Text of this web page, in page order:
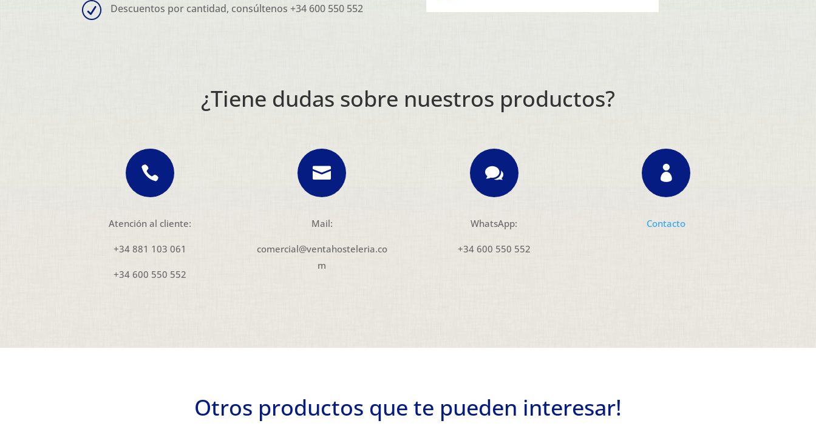
R Descuentos por cantidad, consúltenos +34 600 550 552
¿Tiene dudas sobre nuestros productos?

Atención al cliente:
+34 881 103 061
+34 600 550 552

Mail:
comercial@ventahosteleria.co
m

WhatsApp:
+34 600 550 552

Contacto
Otros productos que te pueden interesar!